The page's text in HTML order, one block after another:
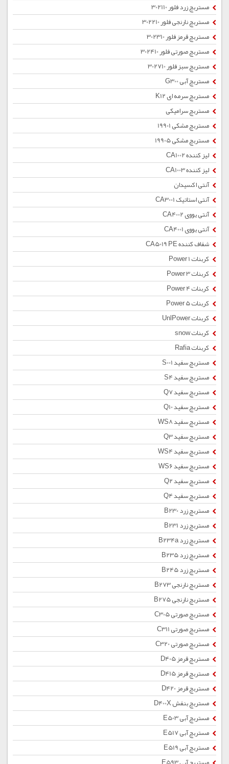
مستربچ زرد فلور 302110
مستربچ نارنجی فلور 302210
مستربچ قرمز فلور 302310
مستربچ صورتی فلور 302410
مستربچ سبز فلور 302710
مستربچ آبی G300
مستربچ سرمه ای K12
مستربچ سرامیکی
مستربچ مشکی 19901
مستربچ مشکی 19905
لیز کننده CA1002
لیز کننده CA1003
آنتی اکسیدان
آنتی استاتیک CA3001
آنتی یووی CA4002
آنتی یووی CA4001
شفاف کننده CA5019 PE
کربنات Power 1
کربنات Power 3
کربنات Power 4
کربنات Power 5
کربنات UnlPower
کربنات snow
کربنات Rafia
مستربچ سفید S001
مستربچ سفید S4
مستربچ سفید Q7
مستربچ سفید Q10
مستربچ سفید WS8
مستربچ سفید Q3
مستربچ سفید WS4
مستربچ سفید WS6
مستربچ سفید Q2
مستربچ سفید Q4
مستربچ زرد B230
مستربچ زرد B231
مستربچ زرد B234a
مستربچ زرد B235
مستربچ زرد B245
مستربچ نارنجی B273
مستربچ نارنجی B275
مستربچ صورتی C305
مستربچ صورتی C311
مستربچ صورتی C320
مستربچ قرمز D405
مستربچ قرمز D415
مستربچ قرمز D420
مستربچ بنفش D400X
مستربچ آبی E503
مستربچ آبی E517
مستربچ آبی E519